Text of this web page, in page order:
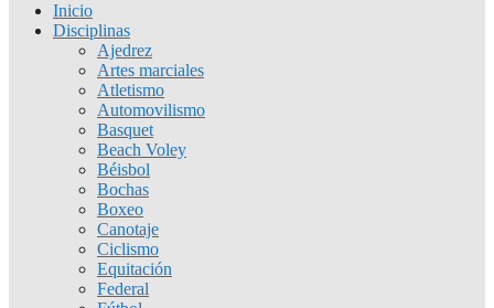
Inicio
Disciplinas
Ajedrez
Artes marciales
Atletismo
Automovilismo
Basquet
Beach Voley
Béisbol
Bochas
Boxeo
Canotaje
Ciclismo
Equitación
Federal